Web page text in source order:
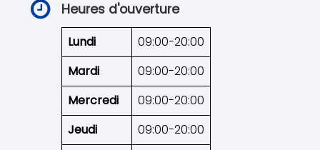
Heures d'ouverture
Lundi
09:00-20:00
Mardi
09:00-20:00
Mercredi
09:00-20:00
Jeudi
09:00-20:00